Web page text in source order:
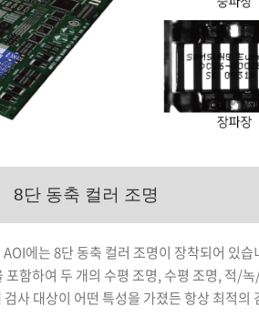
8단 동축 컬러 조명
에는 8단 동축 컬러 조명이 장착되어 있습
함하여 두 개의 수평 조명, 수평 조명, 적/
사 대상이 어떤 특성을 가졌든 항상 최적의